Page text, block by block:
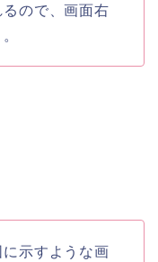
ので、画面右
示すような画